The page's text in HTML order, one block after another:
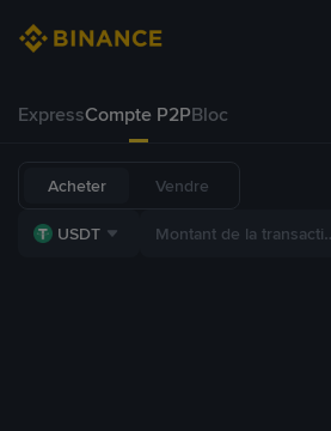
ExpressCompte P2PBloc
Acheter Vendre
USDT